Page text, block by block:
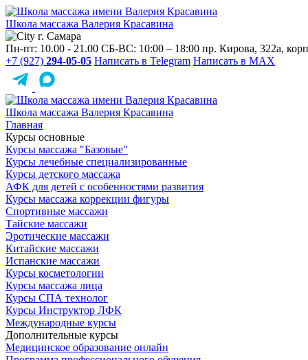
Школа массажа Валерия Красавина
г. Самара
Пн-пт: 10.00 - 21.00 СБ-ВС: 10:00 – 18:00 пр. Кирова, 322a,
+7 (927) 294-05-05 Написать в Telegram Написать в MAX
Школа массажа Валерия Красавина
Главная
Курсы основные
Курсы массажа "Базовые"
Курсы лечебные специализированные
Курсы детского массажа
АФК для детей с особенностями развития
Курсы массажа коррекции фигуры
Спортивные массажи
Тайские массажи
Эротические массажи
Китайские массажи
Испанские массажи
Курсы косметологии
Курсы массажа лица
Курсы СПА технолог
Курсы Инструктор ЛФК
Международные курсы
Дополнительные курсы
Медицинское образование онлайн